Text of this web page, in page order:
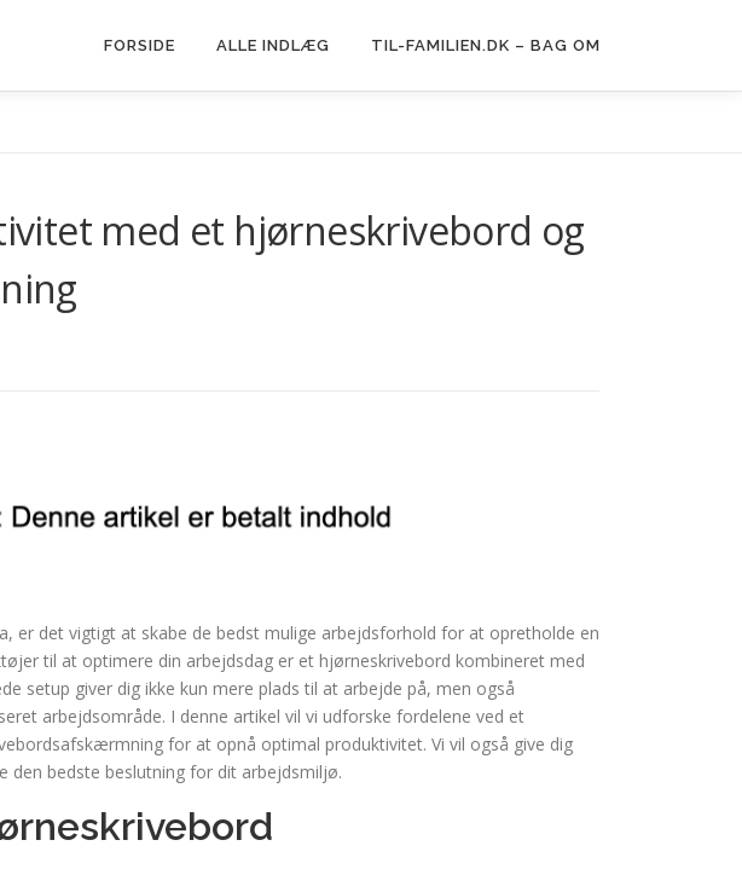
FORSIDE ALLE INDLÆG TIL-FAMILIEN.DK – BAG OM
med et hjørneskrivebord og
er det vigtigt at skabe de bedst mulige arbejdsforhold for at opretholde en
til at optimere din arbejdsdag er et hjørneskrivebord kombineret med
setup giver dig ikke kun mere plads til at arbejde på, men også
arbejdsområde. I denne artikel vil vi udforske fordelene ved et
for at opnå optimal produktivitet. Vi vil også give dig
bedste beslutning for dit arbejdsmiljø.